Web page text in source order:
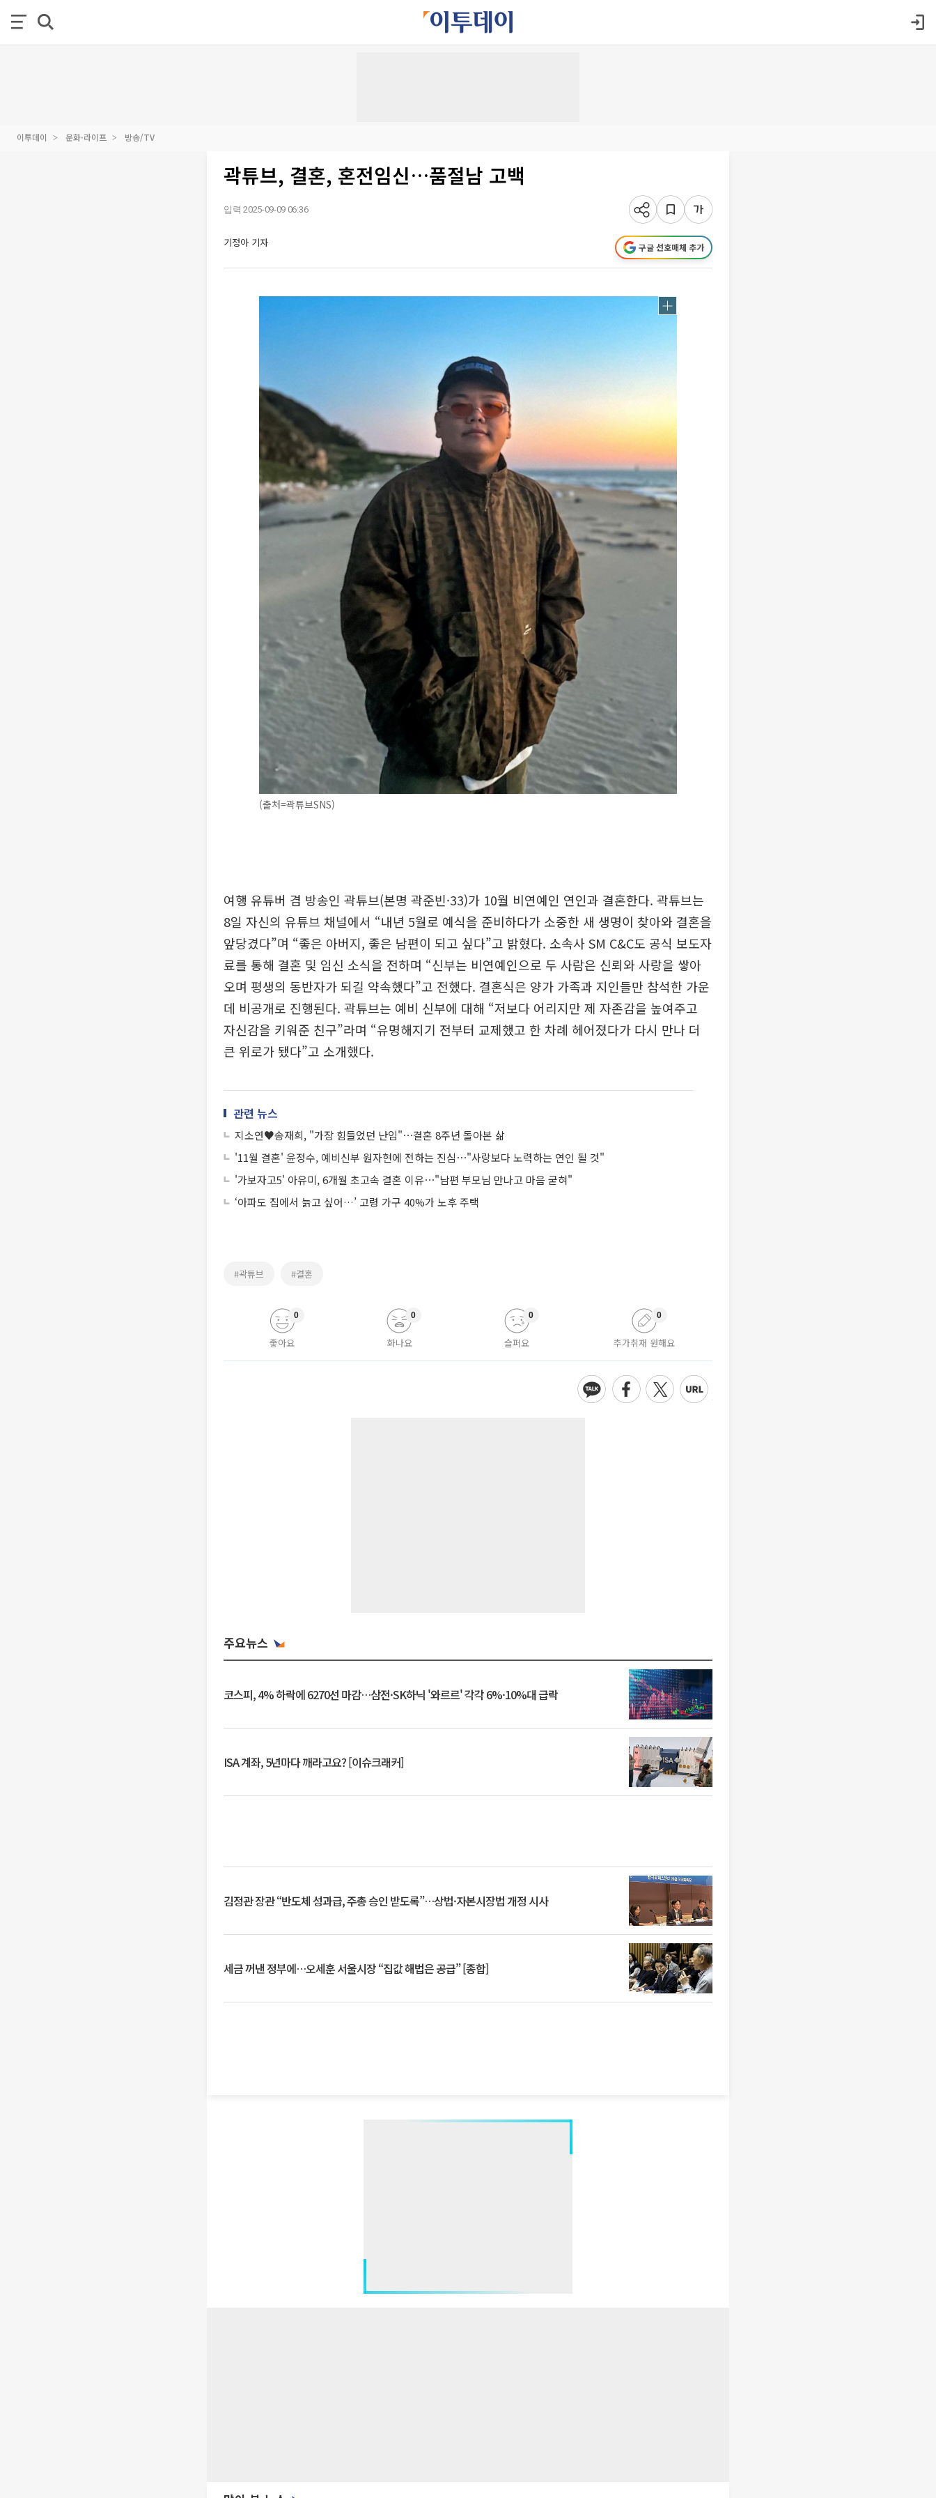
이투데이 문화·라이프 방송/TV
곽튜브, 결혼, 혼전임신…품절남 고백
입력 2025-09-09 06:36
기정아 기자 구글 선호매체 추가
(출처=곽튜브SNS)
여행 유튜버 겸 방송인 곽튜브(본명 곽준빈·33)가 10월 비연예인 연인과 결혼한다. 곽튜브는
8일 자신의 유튜브 채널에서 “내년 5월로 예식을 준비하다가 소중한 새 생명이 찾아와 결혼을
앞당겼다”며 “좋은 아버지, 좋은 남편이 되고 싶다”고 밝혔다. 소속사 SM C&C도 공식 보도자
료를 통해 결혼 및 임신 소식을 전하며 “신부는 비연예인으로 두 사람은 신뢰와 사랑을 쌓아
오며 평생의 동반자가 되길 약속했다”고 전했다. 결혼식은 양가 가족과 지인들만 참석한 가운
데 비공개로 진행된다. 곽튜브는 예비 신부에 대해 “저보다 어리지만 제 자존감을 높여주고
자신감을 키워준 친구”라며 “유명해지기 전부터 교제했고 한 차례 헤어졌다가 다시 만나 더
큰 위로가 됐다”고 소개했다.
관련 뉴스
지소연♥송재희, "가장 힘들었던 난임"⋯결혼 8주년 돌아본 삶
'11월 결혼' 윤정수, 예비신부 원자현에 전하는 진심⋯"사랑보다 노력하는 연인 될 것"
'가보자고5' 아유미, 6개월 초고속 결혼 이유⋯"남편 부모님 만나고 마음 굳혀"
‘아파도 집에서 늙고 싶어…’ 고령 가구 40%가 노후 주택
#곽튜브 #결혼
좋아요
0
화나요
0
슬퍼요
0
추가취재 원해요
0
주요뉴스
코스피, 4% 하락에 6270선 마감…삼전·SK하닉 '와르르' 각각 6%·10%대 급락
ISA 계좌, 5년마다 깨라고요? [이슈크래커]
김정관 장관 “반도체 성과급, 주총 승인 받도록”…상법·자본시장법 개정 시사
세금 꺼낸 정부에…오세훈 서울시장 “집값 해법은 공급” [종합]